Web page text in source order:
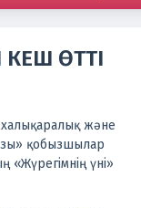
ӨТТІ
және
қобызшылар
«Жүрегімнің үні»